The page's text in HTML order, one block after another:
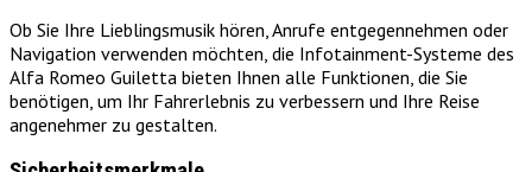
Ob Sie Ihre Lieblingsmusik hören, Anrufe entgegennehmen oder
Navigation verwenden möchten, die Infotainment-Systeme des
Alfa Romeo Guiletta bieten Ihnen alle Funktionen, die Sie
benötigen, um Ihr Fahrerlebnis zu verbessern und Ihre Reise
angenehmer zu gestalten.